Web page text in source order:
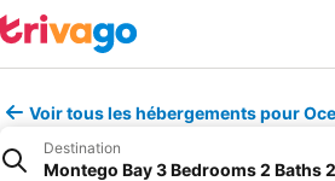
Voir tous les hébergements pour
Destination
Montego Bay 3 Bedrooms 2 Baths